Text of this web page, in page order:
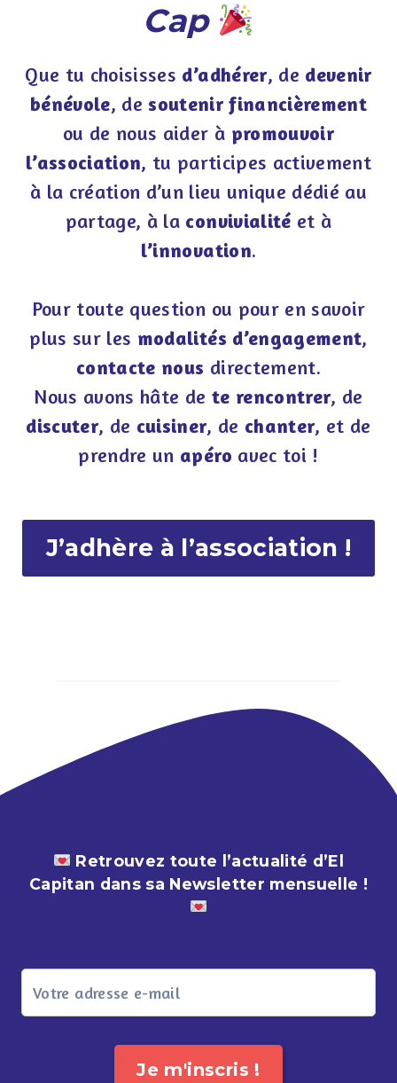
Cap
Que tu choisisses d’adhérer, de devenir
bénévole, desoutenir financièrement
ou de nous aider à promouvoir
l’association, tu participes activement
à la création d’un lieu unique dédié au
partage, à la convivialité et à
l’innovation.
Pour toute question ou pour en savoir
plus sur les modalités d’engagement,
contacte nous directement.
Nous avons hâte de te rencontrer, de
discuter, de cuisiner, de chanter, et de
prendre un apéro avec toi !
J’adhère à l’association !
Retrouvez toute l’actualité d’El
Capitan dans sa Newsletter mensuelle !